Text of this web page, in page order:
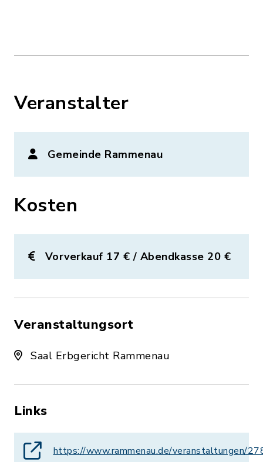
Veranstalter
Gemeinde Rammenau
Kosten
Vorverkauf 17 € / Abendkasse 20 €
Veranstaltungsort
Saal Erbgericht Rammenau
Links
https://www.rammenau.de/veranstaltungen/